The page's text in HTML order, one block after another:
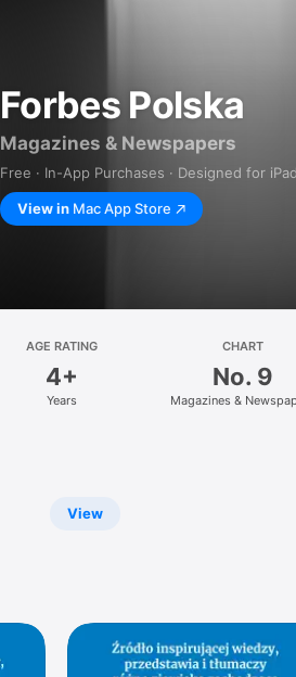
Forbes Polska
Magazines & Newspapers
Free · In-App Purchases · Designed for
View in Mac App Store
AGE RATING
4+
Years
CHART
No. 9
Magazines &
View